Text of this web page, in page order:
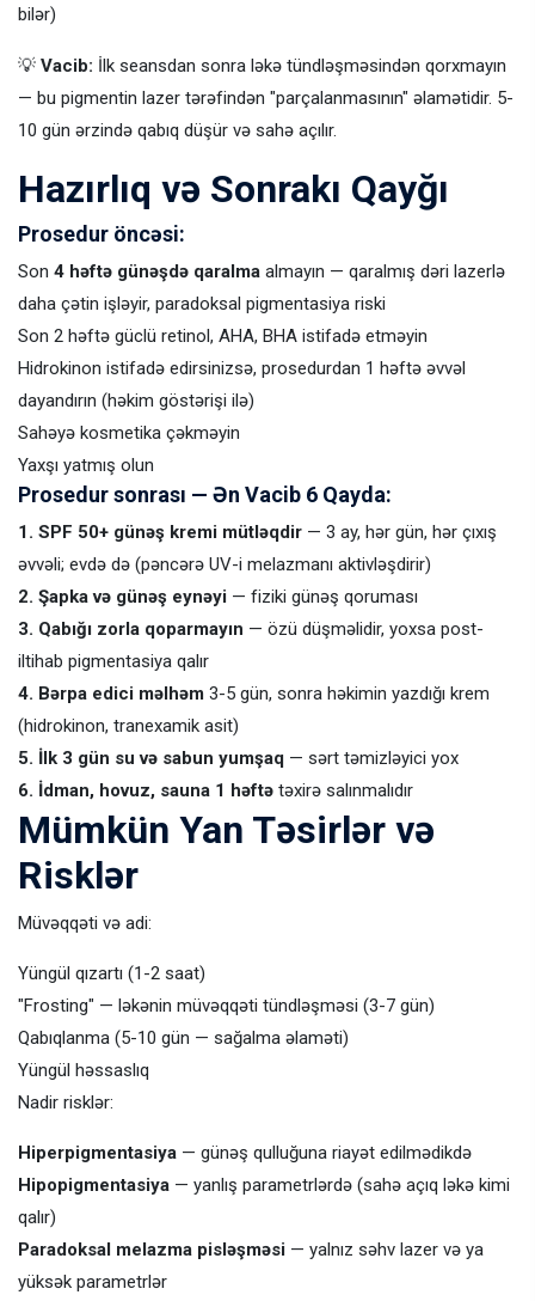
bilər)
💡 Vacib: İlk seansdan sonra ləkə tündləşməsindən qorxmayın
— bu pigmentin lazer tərəfindən "parçalanmasının" əlamətidir. 5-
10 gün ərzində qabıq düşür və sahə açılır.
Hazırlıq və Sonrakı Qayğı
Prosedur öncəsi:
Son 4 həftə günəşdə qaralma almayın — qaralmış dəri lazerlə
daha çətin işləyir, paradoksal pigmentasiya riski
Son 2 həftə güclü retinol, AHA, BHA istifadə etməyin
Hidrokinon istifadə edirsinizsə, prosedurdan 1 həftə əvvəl
dayandırın (həkim göstərişi ilə)
Sahəyə kosmetika çəkməyin
Yaxşı yatmış olun
Prosedur sonrası — Ən Vacib 6 Qayda:
1. SPF 50+ günəş kremi mütləqdir — 3 ay, hər gün, hər çıxış
əvvəli; evdə də (pəncərə UV-i melazmanı aktivləşdirir)
2. Şapka və günəş eynəyi — fiziki günəş qoruması
3. Qabığı zorla qoparmayın — özü düşməlidir, yoxsa post-
iltihab pigmentasiya qalır
4. Bərpa edici məlhəm 3-5 gün, sonra həkimin yazdığı krem
(hidrokinon, tranexamik asit)
5. İlk 3 gün su və sabun yumşaq — sərt təmizləyici yox
6. İdman, hovuz, sauna 1 həftə təxirə salınmalıdır
Mümkün Yan Təsirlər və
Risklər
Müvəqqəti və adi:
Yüngül qızartı (1-2 saat)
"Frosting" — ləkənin müvəqqəti tündləşməsi (3-7 gün)
Qabıqlanma (5-10 gün — sağalma əlaməti)
Yüngül həssaslıq
Nadir risklər:
Hiperpigmentasiya — günəş qulluğuna riayət edilmədikdə
Hipopigmentasiya — yanlış parametrlərdə (sahə açıq ləkə kimi
qalır)
Paradoksal melazma pisləşməsi — yalnız səhv lazer və ya
yüksək parametrlər